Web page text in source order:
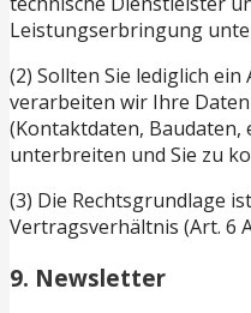
Leistungserbringung
(2) Sollten Sie lediglich
verarbeiten wir Ihre
(Kontaktdaten, Baudaten,
unterbreiten und Sie zu
(3) Die Rechtsgrundlage
Vertragsverhältnis (Art. 6
9. Newsletter